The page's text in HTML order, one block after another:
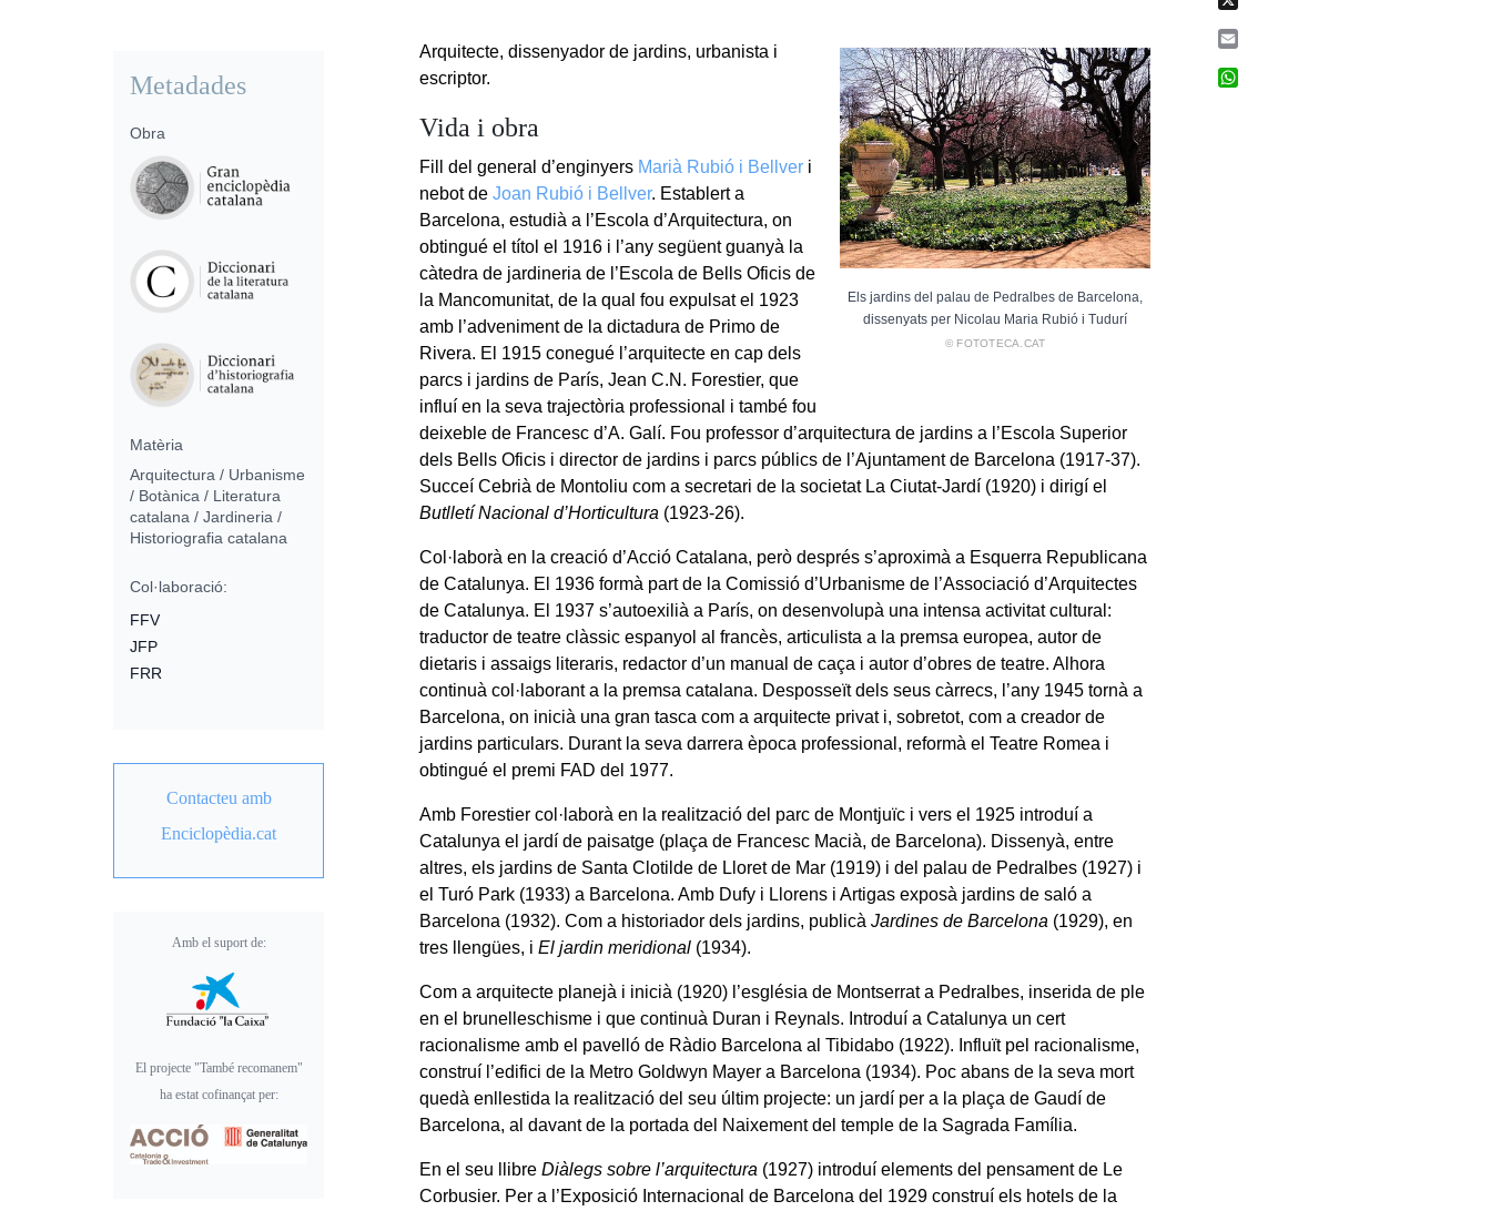
Els jardins del palau de Pedralbes de Barcelona,
dissenyats per Nicolau Maria Rubió i Tudurí
© FOTOTECA.CAT
Arquitecte, dissenyador de jardins, urbanista i
escriptor.
Vida i obra
Fill del general d’enginyers Marià Rubió i Bellver i
nebot deJoan Rubió i Bellver. Establert a
Barcelona, estudià a l’Escola d’Arquitectura, on
obtingué el títol el 1916 i l’any següent guanyà la
càtedra de jardineria de l’Escola de Bells Oficis de
la Mancomunitat, de la qual fou expulsat el 1923
amb l’adveniment de la dictadura de Primo de
Rivera. El 1915 conegué l’arquitecte en cap dels
parcs i jardins de París, Jean C.N. Forestier, que
influí en la seva trajectòria professional i també fou
deixeble de Francesc d’A. Galí. Fou professor d’arquitectura de jardins a l’Escola Superior
dels Bells Oficis i director de jardins i parcs públics de l’Ajuntament de Barcelona (1917-37).
Succeí Cebrià de Montoliu com a secretari de la societat La Ciutat-Jardí (1920) i dirigí el
Butlletí Nacional d’Horticultura (1923-26).
Col·laborà en la creació d’Acció Catalana, però després s’aproximà a Esquerra Republicana
de Catalunya. El 1936 formà part de la Comissió d’Urbanisme de l’Associació d’Arquitectes
de Catalunya. El 1937 s’autoexilià a París, on desenvolupà una intensa activitat cultural:
traductor de teatre clàssic espanyol al francès, articulista a la premsa europea, autor de
dietaris i assaigs literaris, redactor d’un manual de caça i autor d’obres de teatre. Alhora
continuà col·laborant a la premsa catalana. Desposseït dels seus càrrecs, l’any 1945 tornà a
Barcelona, on inicià una gran tasca com a arquitecte privat i, sobretot, com a creador de
jardins particulars. Durant la seva darrera època professional, reformà el Teatre Romea i
obtingué el premi FAD del 1977.
Amb Forestier col·laborà en la realització del parc de Montjuïc i vers el 1925 introduí a
Catalunya el jardí de paisatge (plaça de Francesc Macià, de Barcelona). Dissenyà, entre
altres, els jardins de Santa Clotilde de Lloret de Mar (1919) i del palau de Pedralbes (1927) i
el Turó Park (1933) a Barcelona. Amb Dufy i Llorens i Artigas exposà jardins de saló a
Barcelona (1932). Com a historiador dels jardins, publicàJardines de Barcelona (1929), en
tres llengües, iEl jardin meridional (1934).
Com a arquitecte planejà i inicià (1920) l’església de Montserrat a Pedralbes, inserida de ple
en el brunelleschisme i que continuà Duran i Reynals. Introduí a Catalunya un cert
racionalisme amb el pavelló de Ràdio Barcelona al Tibidabo (1922). Influït pel racionalisme,
construí l’edifici de la Metro Goldwyn Mayer a Barcelona (1934). Poc abans de la seva mort
quedà enllestida la realització del seu últim projecte: un jardí per a la plaça de Gaudí de
Barcelona, al davant de la portada del Naixement del temple de la Sagrada Família.
En el seu llibreDiàlegs sobre l’arquitectura (1927) introduí elements del pensament de Le
Corbusier. Per a l’Exposició Internacional de Barcelona del 1929 construí els hotels de la
Metadades
Obra
Matèria
Arquitectura / Urbanisme
/ Botànica / Literatura
catalana / Jardineria /
Historiografia catalana
Col·laboració:
FFV
JFP
FRR
Contacteu amb
Enciclopèdia.cat
Amb el suport de:
El projecte "També recomanem"
ha estat cofinançat per: